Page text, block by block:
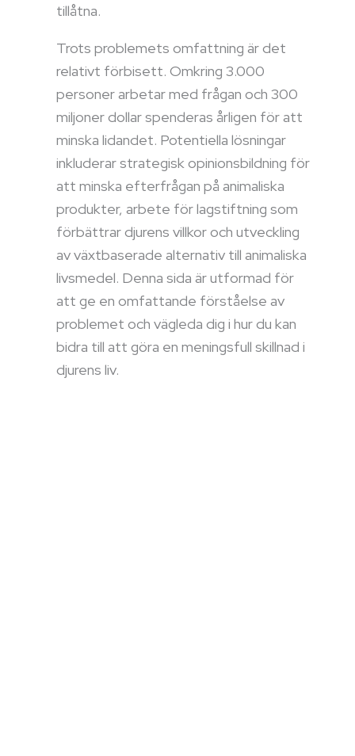
tillåtna.
Trots problemets omfattning är det
relativt förbisett. Omkring 3.000
personer arbetar med frågan och 300
miljoner dollar spenderas årligen för att
minska lidandet. Potentiella lösningar
inkluderar strategisk opinionsbildning för
att minska efterfrågan på animaliska
produkter, arbete för lagstiftning som
förbättrar djurens villkor och utveckling
av växtbaserade alternativ till animaliska
livsmedel. Denna sida är utformad för
att ge en omfattande förståelse av
problemet och vägleda dig i hur du kan
bidra till att göra en meningsfull skillnad i
djurens liv.